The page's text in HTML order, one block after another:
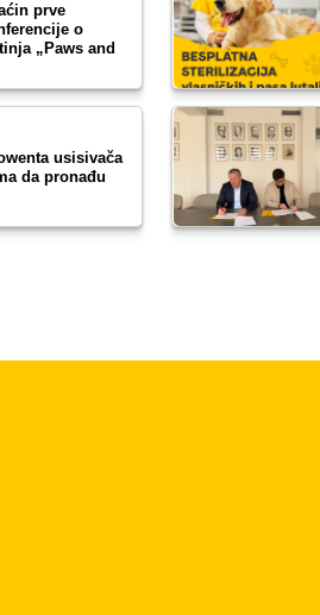
prve
o
„Paws and
usisivača
da pronađu